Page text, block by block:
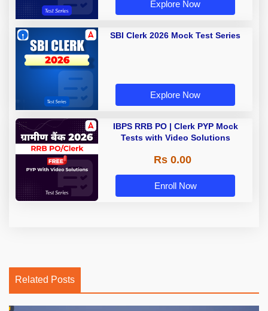
Explore Now
SBI Clerk 2026 Mock Test Series
Explore Now
IBPS RRB PO | Clerk PYP Mock
Tests with Video Solutions
Rs 0.00
Enroll Now
Related Posts